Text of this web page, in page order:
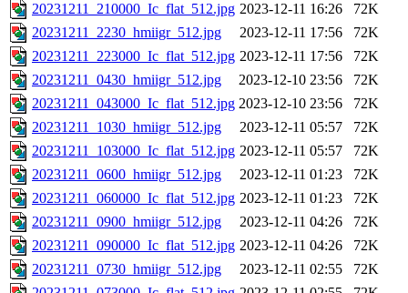
20231211_210000_Ic_flat_512.jpg 2023-12-11 16:26
72K
20231211_2230_hmiigr_512.jpg
2023-12-11 17:56
72K
20231211_223000_Ic_flat_512.jpg 2023-12-11 17:56
72K
20231211_0430_hmiigr_512.jpg
2023-12-10 23:56
72K
20231211_043000_Ic_flat_512.jpg 2023-12-10 23:56
72K
20231211_1030_hmiigr_512.jpg
2023-12-11 05:57
72K
20231211_103000_Ic_flat_512.jpg 2023-12-11 05:57
72K
20231211_0600_hmiigr_512.jpg
2023-12-11 01:23
72K
20231211_060000_Ic_flat_512.jpg 2023-12-11 01:23
72K
20231211_0900_hmiigr_512.jpg
2023-12-11 04:26
72K
20231211_090000_Ic_flat_512.jpg 2023-12-11 04:26
72K
20231211_0730_hmiigr_512.jpg
2023-12-11 02:55
72K